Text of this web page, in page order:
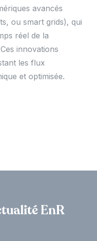
avancés
ou smart grids), qui
réel de la
innovations
les flux
et optimisée.
EnR